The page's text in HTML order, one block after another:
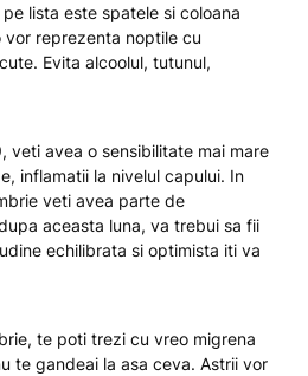
lista este spatele si coloana
reprezenta noptile cu
Evita alcoolul, tutunul,
veti avea o sensibilitate mai mare
inflamatii la nivelul capului. In
veti avea parte de
aceasta luna, va trebui sa fii
echilibrata si optimista iti va
te poti trezi cu vreo migrena
te gandeai la asa ceva. Astrii vor